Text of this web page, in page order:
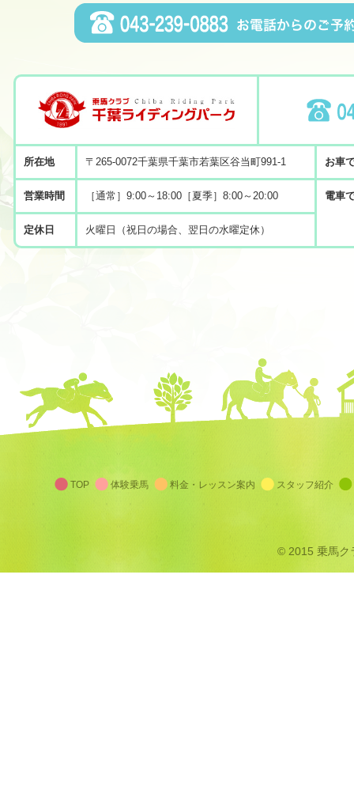
所在地 〒265-0072千葉県千葉市若葉区谷当町991-1 お車
営業時間 ［通常］9:00～18:00［夏季］8:00～20:00 電車
定休日 火曜日（祝日の場合、翌日の水曜定休）
TOP 体験乗馬 料金・レッスン案内 スタッフ紹介
© 2015 乗馬ク